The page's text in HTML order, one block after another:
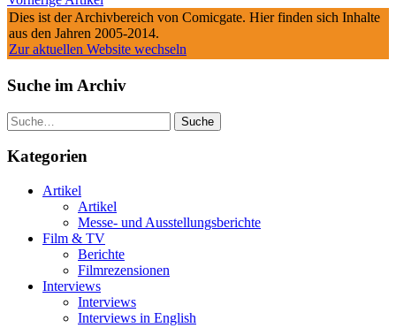
Dies ist der Archivbereich von Comicgate. Hier finden sich Inhalte
aus den Jahren 2005-2014.
Zur aktuellen Website wechseln
Suche im Archiv
Suche
Kategorien
Artikel
Artikel
Messe- und Ausstellungsberichte
Film & TV
Berichte
Filmrezensionen
Interviews
Interviews
Interviews in English